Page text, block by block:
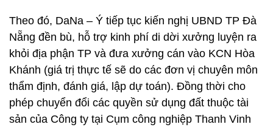
Theo đó, DaNa – Ý tiếp tục kiến nghị UBND TP Đà
Nẵng đền bù, hỗ trợ kinh phí di dời xưởng luyện ra
khỏi địa phận TP và đưa xưởng cán vào KCN Hòa
Khánh (giá trị thực tế sẽ do các đơn vị chuyên môn
thẩm định, đánh giá, lập dự toán). Đồng thời cho
phép chuyển đổi các quyền sử dụng đất thuộc tài
sản của Công ty tại Cụm công nghiệp Thanh Vinh